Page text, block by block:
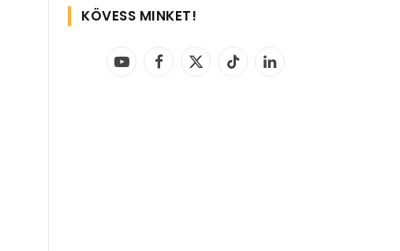
KÖVESS MINKET!
YouTubeFacebook
X
TikTok LinkedIn